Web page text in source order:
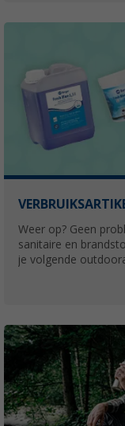
Weer op? Geen
sanitaire en
je volgende